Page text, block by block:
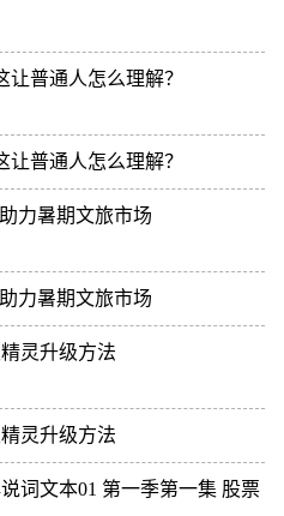
让普通人怎么理解？
让普通人怎么理解？
力暑期文旅市场
力暑期文旅市场
灵升级方法
灵升级方法
季第一集 股票